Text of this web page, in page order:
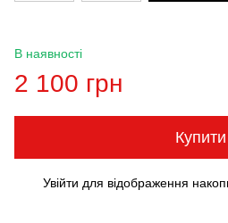
В наявності
2 100 грн
Купити
Увійти для відображення